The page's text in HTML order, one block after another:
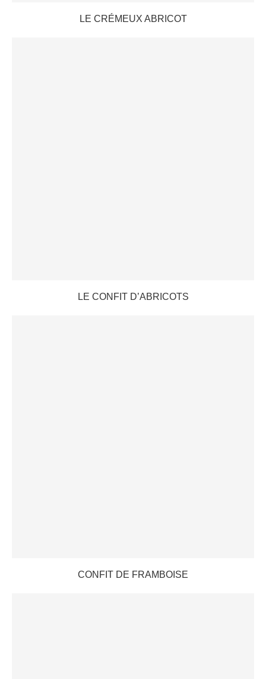
LE CRÉMEUX ABRICOT
LE CONFIT D’ABRICOTS
CONFIT DE FRAMBOISE